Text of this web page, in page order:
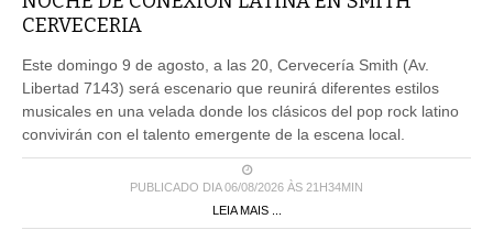
CERVECERIA
Este domingo 9 de agosto, a las 20, Cervecería Smith (Av.
Libertad 7143) será escenario que reunirá diferentes estilos
musicales en una velada donde los clásicos del pop rock latino
convivirán con el talento emergente de la escena local.
PUBLICADO DIA 06/08/2026 ÀS 21H34MIN
LEIA MAIS ...